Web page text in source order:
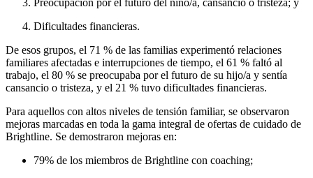
Dificultades financieras.
De esos grupos, el 71 % de las familias experimentó relaciones
familiares afectadas e interrupciones de tiempo, el 61 % faltó al
trabajo, el 80 % se preocupaba por el futuro de su hijo/a y sentía
cansancio o tristeza, y el 21 % tuvo dificultades financieras.
Para aquellos con altos niveles de tensión familiar, se observaron
mejoras marcadas en toda la gama integral de ofertas de cuidado de
Brightline. Se demostraron mejoras en:
79% de los miembros de Brightline con coaching;